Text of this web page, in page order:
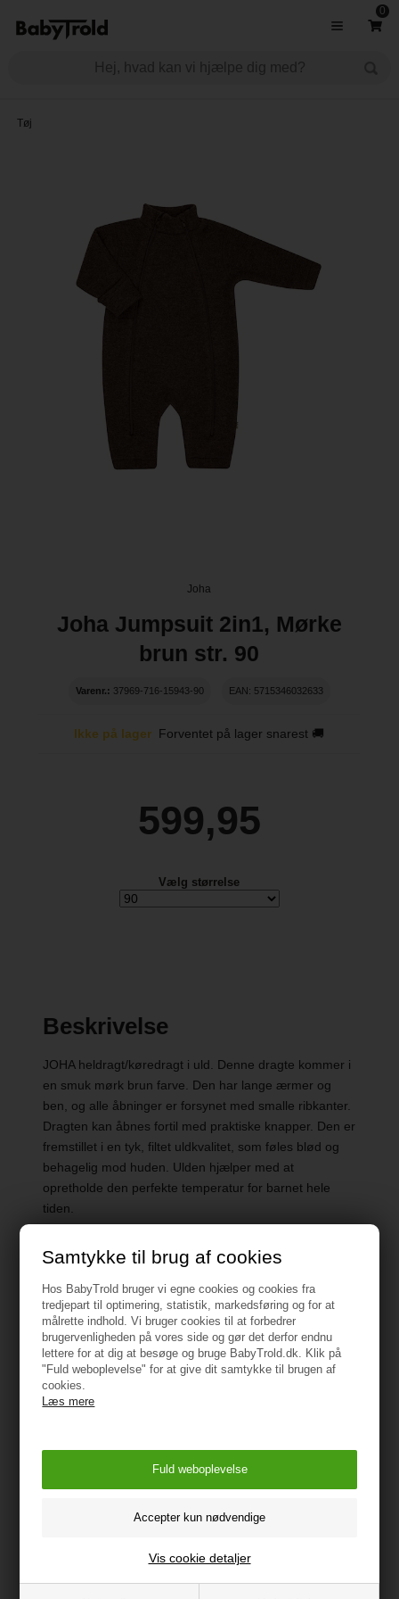
Samtykke til brug af cookies
Hos BabyTrold bruger vi egne cookies og cookies fra
tredjepart til optimering, statistik, markedsføring og for at
målrette indhold. Vi bruger cookies til at forbedrer
brugervenligheden på vores side og gør det derfor endnu
lettere for at dig at besøge og bruge BabyTrold.dk. Klik på
"Fuld weboplevelse" for at give dit samtykke til brugen af
cookies.
Læs mere
Vis cookie detaljer
0
Tøj
Joha
Joha Jumpsuit 2in1, Mørke
brun str. 90
Varenr.: 37969-716-15943-90 EAN: 5715346032633
Ikke på lager Forventet på lager snarest 🚚
599,95
Vælg størrelse
Beskrivelse
JOHA heldragt/køredragt i uld. Denne dragte kommer i
en smuk mørk brun farve. Den har lange ærmer og
ben, og alle åbninger er forsynet med smalle ribkanter.
Dragten kan åbnes fortil med praktiske knapper. Den er
fremstillet i en tyk, filtet uldkvalitet, som føles blød og
behagelig mod huden. Ulden hjælper med at
opretholde den perfekte temperatur for barnet hele
tiden.
Specifikationer
Materiale: 100% økologisk merino uld
Oeko-Tex 100 Certificeret
Vejledning